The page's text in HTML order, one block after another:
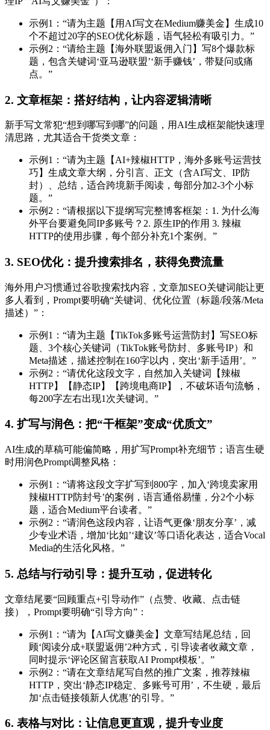
示例1：“请为主题【用AI写文在Medium赚美金】生成10
个不超过20字的SEO优化标题，语气轻松有吸引力。”
示例2：“请给主题【海外联盟返佣入门】写8个爆款标
题，包含关键词‘亚马逊联盟’‘新手赚钱’，带疑问或痛
点。”
2. 文章框架：搭好结构，让内容逻辑清晰
新手写文常犯“想到哪写到哪”的问题，用AI生成框架能快速理
清思路，尤其适合干货类文章：
示例1：“请为主题【AI+辣椒HTTP，海外多账号运营技
巧】生成文章大纲，分引言、正文（含AI写文、IP防
封）、总结，适合跨境新手阅读，每部分加2-3个小标
题。”
示例2：“请根据以下提纲写完整博客框架：1. 为什么海
外平台要避免同IP多账号？2. 原生IP的作用 3. 辣椒
HTTP的使用步骤，每个部分补充1个案例。”
3. SEO优化：提升搜索排名，获得免费流量
海外用户习惯通过谷歌搜索找内容，文章加SEO关键词能让更
多人看到，Prompt要明确“关键词、优化位置（标题/段落/Meta
描述）”：
示例1：“请为主题【TikTok多账号运营防封】写SEO标
题、3个核心关键词（TikTok账号防封、多账号IP）和
Meta描述，描述控制在160字以内，突出‘新手适用’。”
示例2：“请优化这段文字，自然加入关键词【辣椒
HTTP】【静态IP】【跨境电商IP】，不破坏语句流畅，
每200字左右出现1次关键词。”
4. 扩写与润色：把“干框架”变成“优质文”
AI生成的草稿可能偏简略，用扩写Prompt补充细节；语言生硬
时用润色Prompt调整风格：
示例1：“请将这段文字扩写到800字，加入‘跨境卖家用
辣椒HTTP防封号’的案例，语言通俗易懂，分2个小标
题，适合Medium平台读者。”
示例2：“请润色这段内容，让语气更像‘朋友分享’，减
少专业术语，增加‘比如’‘建议’等口语化表达，适合Vocal
Media的生活化风格。”
5. 总结与行动引导：提升互动，促进转化
文章结尾要“回顾重点+引导动作”（点赞、收藏、点击链
接），Prompt要明确“引导方向”：
示例1：“请为【AI写文赚美金】文章写结尾总结，回
顾‘阅读分成+联盟返佣’2种方式，引导读者收藏文章，
同时提示‘评论区留言获取AI Prompt模板’。”
示例2：“请在文章结尾写自然的推广文案，推荐辣椒
HTTP，突出‘静态IP稳定、多账号可用’，不生硬，最后
加‘点击链接领新人优惠’的引导。”
6. 表格与对比：让信息更直观，提升专业度